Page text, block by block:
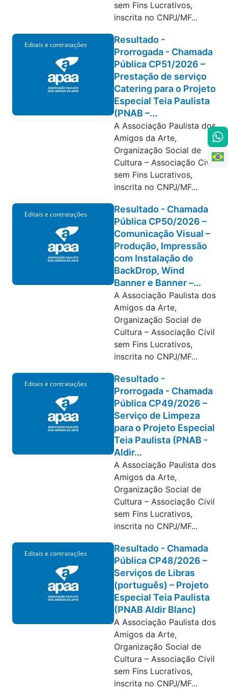
sem Fins Lucrativos,
inscrita no CNPJ/MF...
Editais e contratações
Resultado -
Prorrogada - Chamada
Pública CP51/2026 –
Prestação de serviço
Catering para o Projeto
Especial Teia Paulista
(PNAB –...
A Associação Paulista dos
Amigos da Arte,
Organização Social de
Cultura – Associação Civil
sem Fins Lucrativos,
inscrita no CNPJ/MF...
Editais e contratações
Resultado - Chamada
Pública CP50/2026 –
Comunicação Visual –
Produção, Impressão
com Instalação de
BackDrop, Wind
Banner e Banner –...
A Associação Paulista dos
Amigos da Arte,
Organização Social de
Cultura – Associação Civil
sem Fins Lucrativos,
inscrita no CNPJ/MF...
Editais e contratações
Resultado -
Prorrogada - Chamada
Pública CP49/2026 –
Serviço de Limpeza
para o Projeto Especial
Teia Paulista (PNAB -
Aldir...
A Associação Paulista dos
Amigos da Arte,
Organização Social de
Cultura – Associação Civil
sem Fins Lucrativos,
inscrita no CNPJ/MF...
Editais e contratações
Resultado - Chamada
Pública CP48/2026 –
Serviços de Libras
(português) – Projeto
Especial Teia Paulista
(PNAB Aldir Blanc)
A Associação Paulista dos
Amigos da Arte,
Organização Social de
Cultura – Associação Civil
sem Fins Lucrativos,
inscrita no CNPJ/MF...